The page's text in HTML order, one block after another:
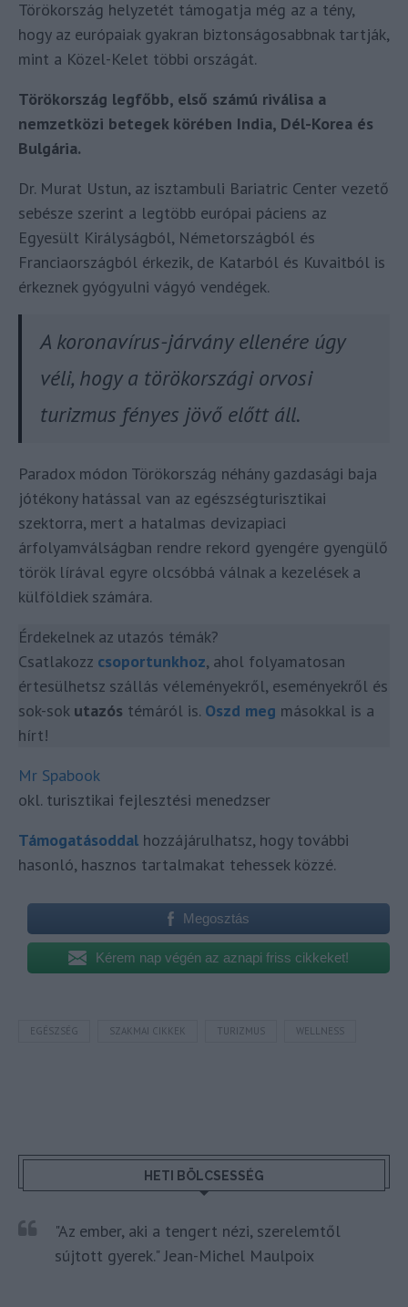
Törökország helyzetét támogatja még az a tény,
hogy az európaiak gyakran biztonságosabbnak tartják,
mint a Közel-Kelet többi országát.
Törökország legfőbb, első számú riválisa a
nemzetközi betegek körében India, Dél-Korea és
Bulgária.
Dr. Murat Ustun, az isztambuli Bariatric Center vezető
sebésze szerint a legtöbb európai páciens az
Egyesült Királyságból, Németországból és
Franciaországból érkezik, de Katarból és Kuvaitból is
érkeznek gyógyulni vágyó vendégek.
A koronavírus-járvány ellenére úgy
véli, hogy a törökországi orvosi
turizmus fényes jövő előtt áll.
Paradox módon Törökország néhány gazdasági baja
jótékony hatással van az egészségturisztikai
szektorra, mert a hatalmas devizapiaci
árfolyamválságban rendre rekord gyengére gyengülő
török lírával egyre olcsóbbá válnak a kezelések a
külföldiek számára.
Érdekelnek az utazós témák?
Csatlakozz csoportunkhoz, ahol folyamatosan
értesülhetsz szállás véleményekről, eseményekről és
sok-sok utazós témáról is. Oszd meg másokkal is a
hírt!
Mr Spabook
okl. turisztikai fejlesztési menedzser
Támogatásoddal hozzájárulhatsz, hogy további
hasonló, hasznos tartalmakat tehessek közzé.
Megosztás
Kérem nap végén az aznapi friss cikkeket!
EGÉSZSÉG SZAKMAI CIKKEK TURIZMUS WELLNESS
HETI BÖLCSESSÉG
"Az ember, aki a tengert nézi, szerelemtől
sújtott gyerek." Jean-Michel Maulpoix